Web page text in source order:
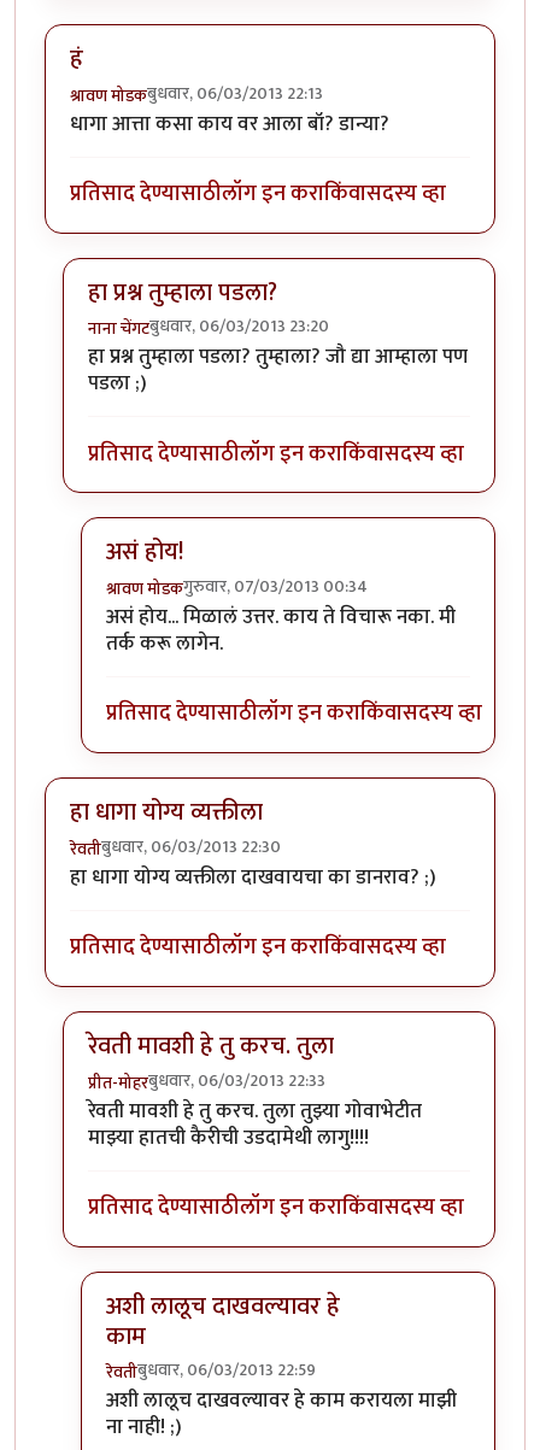
हं
श्रावण मोडकबुधवार, 06/03/2013 22:13
धागा आत्ता कसा काय वर आला बॉ? डान्या?
प्रतिसाद देण्यासाठीलॉग इन कराकिंवासदस्य व्हा
हा प्रश्न तुम्हाला पडला?
नाना चेंगटबुधवार, 06/03/2013 23:20
In reply toहंbyश्रावण मोडक
हा प्रश्न तुम्हाला पडला? तुम्हाला? जौ द्या आम्हाला पण
पडला ;)
प्रतिसाद देण्यासाठीलॉग इन कराकिंवासदस्य व्हा
असं होय!
श्रावण मोडकगुरुवार, 07/03/2013 00:34
In reply toहा प्रश्न तुम्हाला पडला?byनाना चेंगट
असं होय... मिळालं उत्तर. काय ते विचारू नका. मी
तर्क करू लागेन.
प्रतिसाद देण्यासाठीलॉग इन कराकिंवासदस्य व्हा
हा धागा योग्य व्यक्तीला
रेवतीबुधवार, 06/03/2013 22:30
हा धागा योग्य व्यक्तीला दाखवायचा का डानराव? ;)
प्रतिसाद देण्यासाठीलॉग इन कराकिंवासदस्य व्हा
रेवती मावशी हे तु करच. तुला
प्रीत-मोहरबुधवार, 06/03/2013 22:33
In reply toहा धागा योग्य व्यक्तीलाbyरेवती
रेवती मावशी हे तु करच. तुला तुझ्या गोवाभेटीत
माझ्या हातची कैरीची उडदामेथी लागु!!!!
प्रतिसाद देण्यासाठीलॉग इन कराकिंवासदस्य व्हा
अशी लालूच दाखवल्यावर हे
काम
रेवतीबुधवार, 06/03/2013 22:59
In reply toरेवती मावशी हे तु करच. तुलाbyप्रीत-मोहर
अशी लालूच दाखवल्यावर हे काम करायला माझी
ना नाही! ;)